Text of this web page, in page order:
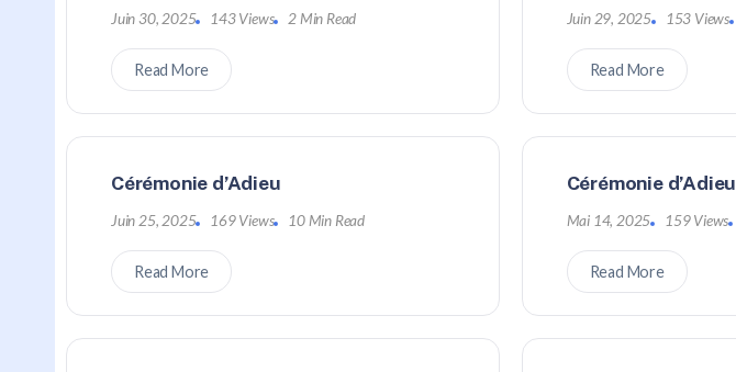
Juin 30, 2025 143 Views 2 Min Read
Read More
Juin 29, 2025 153 Views
Read More
Cérémonie d’Adieu
Juin 25, 2025 169 Views 10 Min Read
Read More
Cérémonie d’Adieu
Mai 14, 2025 159 Views
Read More